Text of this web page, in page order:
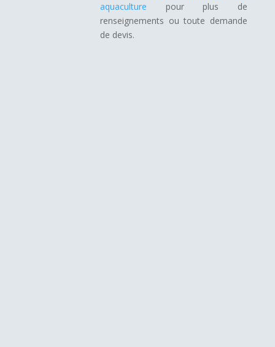
aquaculture pour plus de
renseignements ou toute demande
de devis.